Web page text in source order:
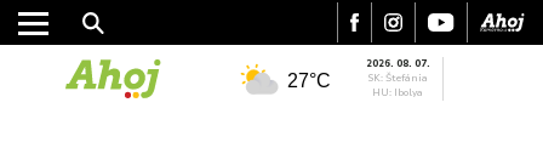
27°C
2026. 08. 07.
SK: Štefánia
HU: Ibolya